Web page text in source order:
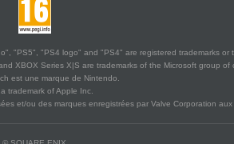
"PS5", "PS4 logo" and "PS4" are registered trademarks or
XBOX Series X|S are trademarks of the Microsoft group of
est une marque de Nintendo.
trademark of Apple Inc.
et/ou des marques enregistrées par Valve Corporation